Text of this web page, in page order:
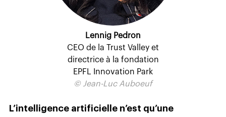
Lennig Pedron
CEO de la Trust Valley et
directrice à la fondation
EPFL Innovation Park
© Jean-Luc Auboeuf
L’intelligence artificielle n’est qu’une